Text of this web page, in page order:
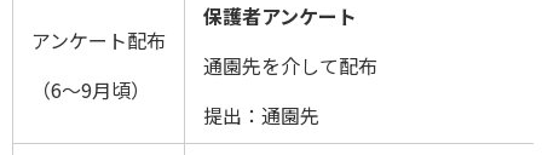
アンケート配布
（6〜9月頃）
保護者アンケート
通園先を介して配布
提出：通園先